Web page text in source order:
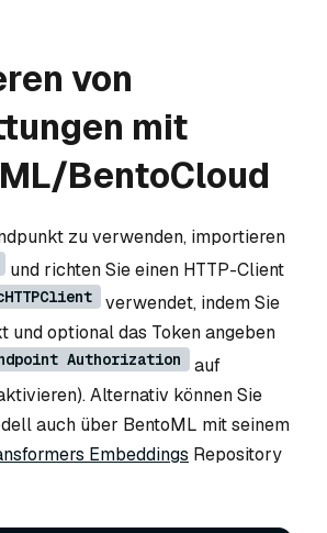
von
mit
BentoCloud
zu verwenden, importieren
und richten Sie einen HTTP-Client
verwendet, indem Sie
und optional das Token angeben
Authorization
auf
Alternativ können Sie
auch über BentoML mit seinem
Embeddings Repository